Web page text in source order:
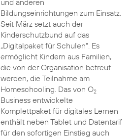
und anderen
Bildungseinrichtungen zum Einsatz.
Seit März setzt auch der
Kinderschutzbund auf das
„Digitalpaket für Schulen“. Es
ermöglicht Kindern aus Familien,
die von der Organisation betreut
werden, die Teilnahme am
Homeschooling. Das von O2
Business entwickelte
Komplettpaket für digitales Lernen
enthält neben Tablet und Datentarif
für den sofortigen Einstieg auch